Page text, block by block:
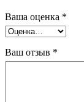
Ваша оценка *
Ваш отзыв *